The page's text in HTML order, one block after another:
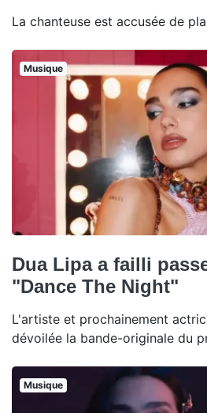
La chanteuse est accusée de
Musique
Dua Lipa a failli
"Dance The Night"
L'artiste et prochainement
dévoilée la bande-originale du
Musique